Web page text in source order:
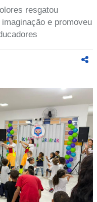
resgatou
e promoveu